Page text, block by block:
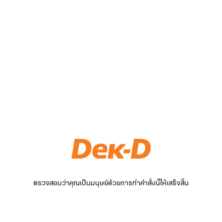
ตรวจสอบว่าคุณเป็นมนุษย์ด้วยการทำคำสั่งนี้ให้เสร็จสิ้น